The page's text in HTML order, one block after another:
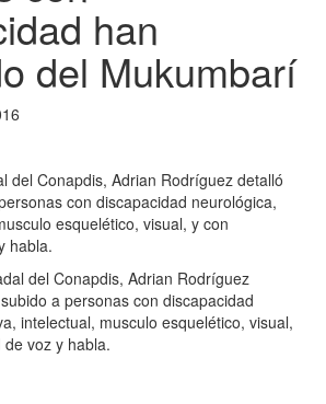
han
del Mukumbarí
del Conapdis, Adrian Rodríguez detalló
con discapacidad neurológica,
esquelético, visual, y con
habla.
del Conapdis, Adrian Rodríguez
a personas con discapacidad
intelectual, musculo esquelético, visual,
voz y habla.